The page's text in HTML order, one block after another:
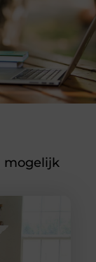
mogelijk